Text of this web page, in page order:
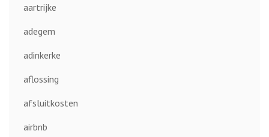
aartrijke
adegem
adinkerke
aflossing
afsluitkosten
airbnb